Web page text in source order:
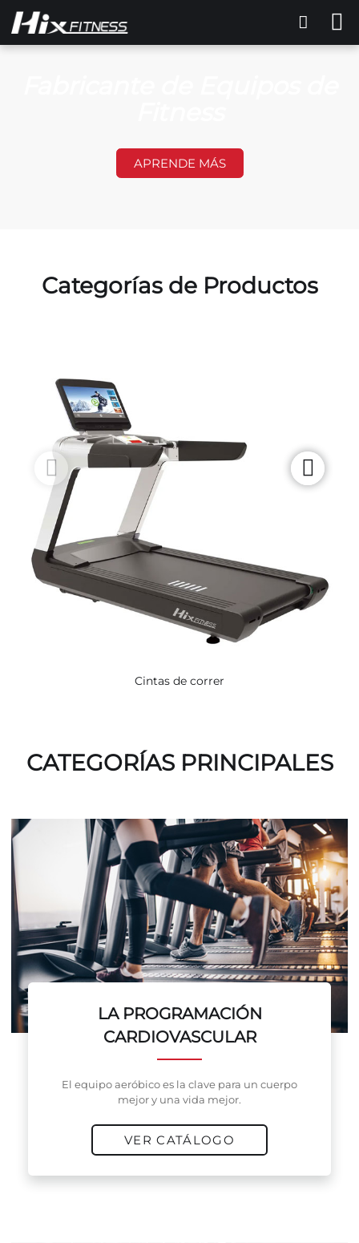
APRENDE MÁS
Categorías de Productos
Cintas de correr
CATEGORÍAS PRINCIPALES
LA PROGRAMACIÓN
CARDIOVASCULAR
El equipo aeróbico es la clave para un cuerpo
mejor y una vida mejor.
VER CATÁLOGO